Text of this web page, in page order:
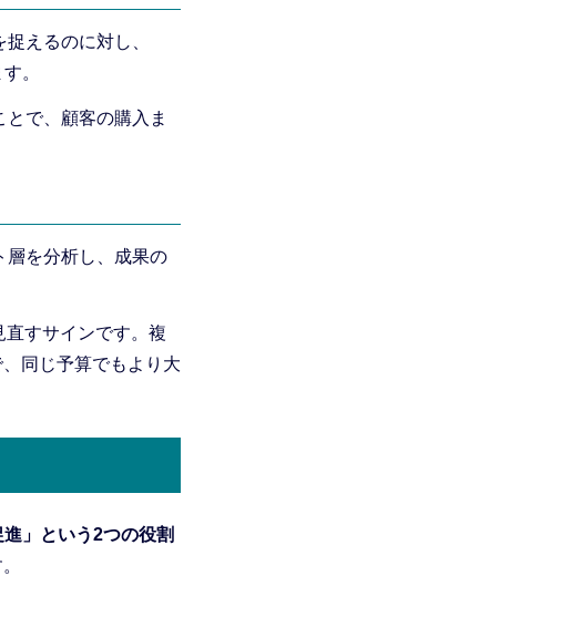
えるのに対し、
。
で、顧客の購入ま
層を分析し、成果の
すサインです。複
同じ予算でもより大
進」という2つの役割